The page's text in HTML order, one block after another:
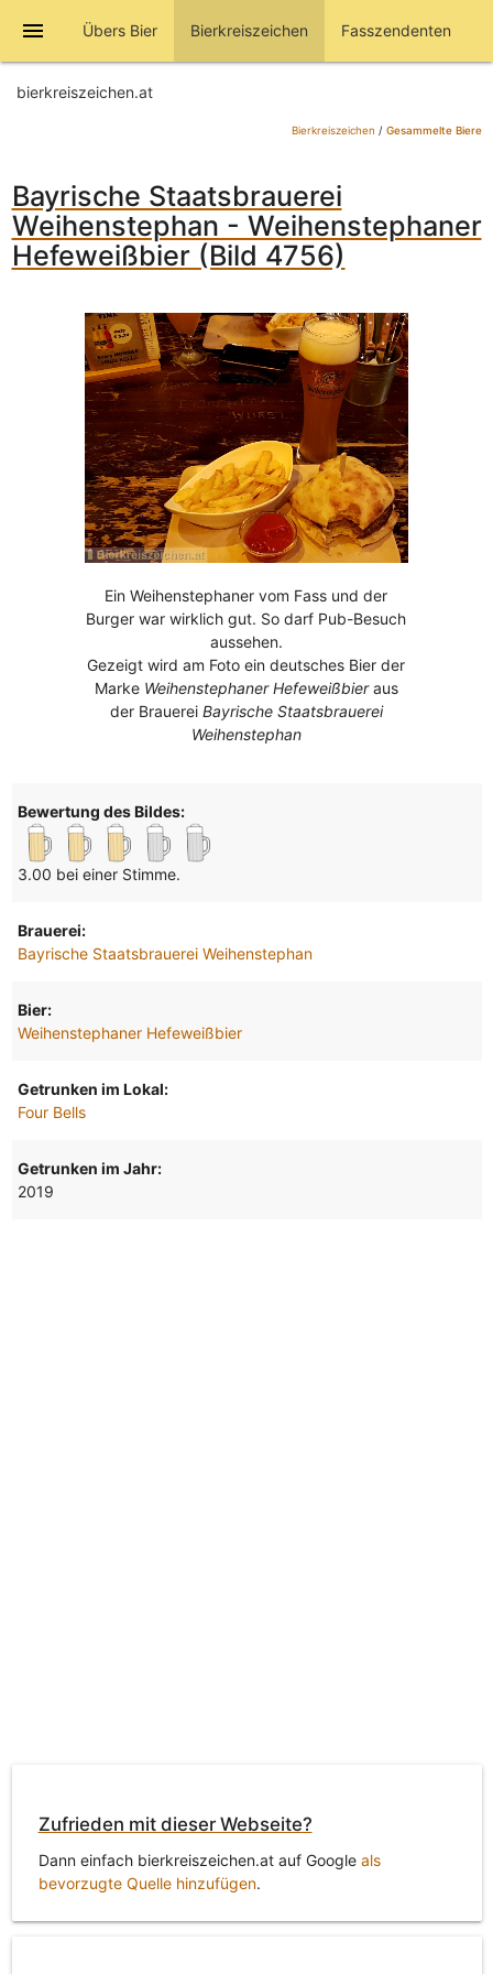
menu Übers Bier Bierkreiszeichen Fasszendenten
bierkreiszeichen.at
Bierkreiszeichen / Gesammelte Biere
Bayrische Staatsbrauerei
Weihenstephan - Weihenstephaner
Hefeweißbier (Bild 4756)
Ein Weihenstephaner vom Fass und der
Burger war wirklich gut. So darf Pub-Besuch
aussehen.
Gezeigt wird am Foto ein deutsches Bier der
Marke Weihenstephaner Hefeweißbieraus
der Brauerei Bayrische Staatsbrauerei
Weihenstephan
Bewertung des Bildes:
3.00 bei einer Stimme.
Brauerei:
Bayrische Staatsbrauerei Weihenstephan
Bier:
Weihenstephaner Hefeweißbier
Getrunken im Lokal:
Four Bells
Getrunken im Jahr:
2019
Zufrieden mit dieser Webseite?
Dann einfach bierkreiszeichen.at auf Google als
bevorzugte Quelle hinzufügen.